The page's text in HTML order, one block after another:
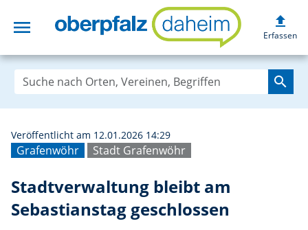
menu upload
Erfassen
search
Grafenwöhr Stadt Grafenwöhr
Veröffentlicht am 12.01.2026 14:29
Stadtverwaltung bleibt am
Sebastianstag geschlossen